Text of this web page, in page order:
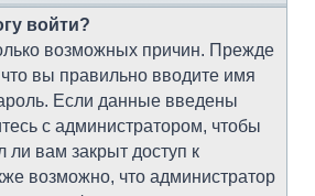
войти?
возможных причин. Прежде
что вы правильно вводите имя
Если данные введены
с администратором, чтобы
ли вам закрыт доступ к
возможно, что администратор